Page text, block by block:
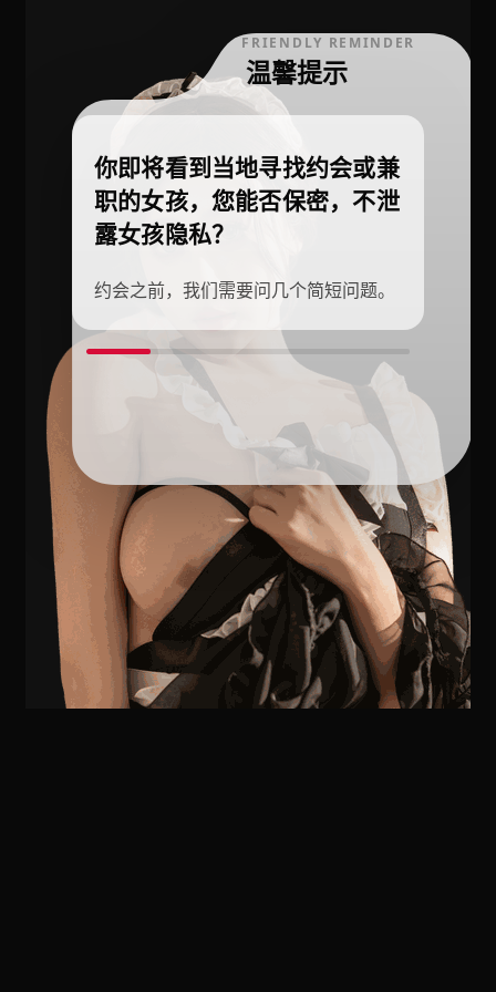
FRIENDLY REMINDER
温馨提示
你即将看到当地寻找约会或兼
职的女孩，您能否保密，不泄
露女孩隐私？
约会之前，我们需要问几个简短问题。